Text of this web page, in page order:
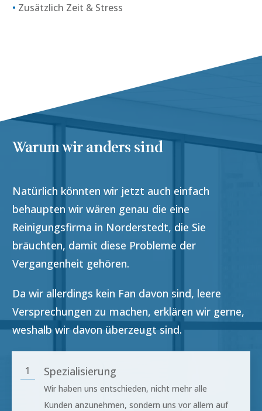
• Zusätzlich Zeit & Stress
Warum wir anders sind
Natürlich könnten wir jetzt auch einfach
behaupten wir wären genau die eine
Reinigungsfirma in Norderstedt, die Sie
bräuchten, damit diese Probleme der
Vergangenheit gehören.
Da wir allerdings kein Fan davon sind, leere
Versprechungen zu machen, erklären wir gerne,
weshalb wir davon überzeugt sind.
1 Spezialisierung
Wir haben uns entschieden, nicht mehr alle
Kunden anzunehmen, sondern uns vor allem auf